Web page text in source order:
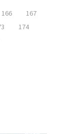
166
167
174